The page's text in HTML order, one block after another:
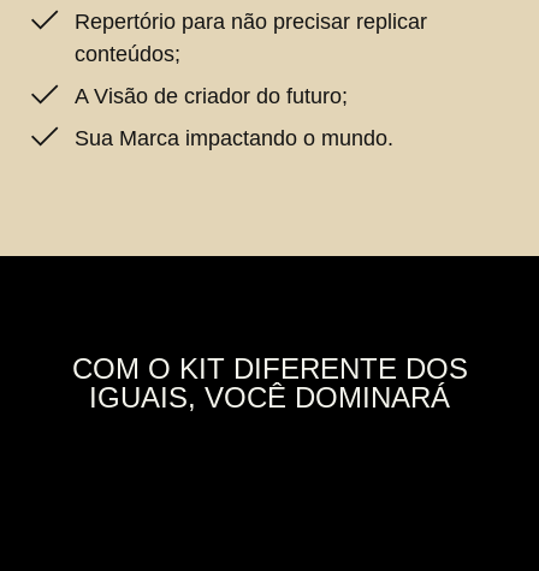
Repertório para não precisar replicar
conteúdos;
A Visão de criador do futuro;
Sua Marca impactando o mundo.
COM O KIT DIFERENTE DOS
IGUAIS, VOCÊ DOMINARÁ